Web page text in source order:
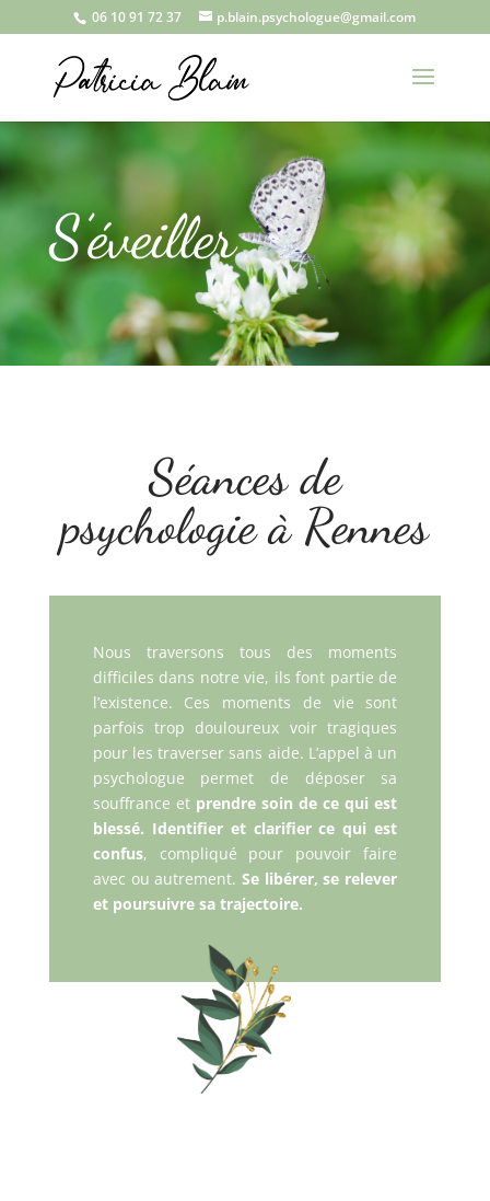
06 10 91 72 37 p.blain.psychologue@gmail.com
S’éveiller
Séances de
psychologie à Rennes
Nous traversons tous des moments
difficiles dans notre vie, ils font partie de
l’existence. Ces moments de vie sont
parfois trop douloureux voir tragiques
pour les traverser sans aide. L’appel à un
psychologue permet de déposer sa
souffrance etprendre soin de ce qui est
blessé. Identifier et clarifier ce qui est
confus, compliqué pour pouvoir faire
avec ou autrement. Se libérer, se relever
et poursuivre sa trajectoire.